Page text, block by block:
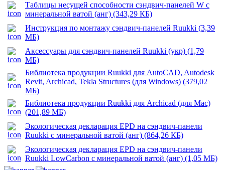
Таблицы несущей способности сэндвич-панелей W с
минеральной ватой (анг) (343,29 КБ)
Инструкция по монтажу сэндвич-панелей Ruukki (3,39
МБ)
Аксессуары для сэндвич-панелей Ruukki (укр) (1,79
МБ)
Библиотека продукции Ruukki для AutoCAD, Autodesk
Revit, Archicad, Tekla Structures (для Windows) (379,02
МБ)
Библиотека продукции Ruukki для Archicad (для Mac)
(201,89 МБ)
Экологическая декларация EPD на сэндвич-панели
Ruukki с минеральной ватой (анг) (864,26 КБ)
Экологическая декларация EPD на сэндвич-панели
Ruukki LowCarbon с минеральной ватой (анг) (1,05 МБ)